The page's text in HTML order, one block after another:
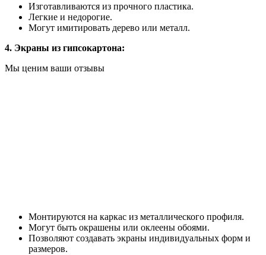
Изготавливаются из прочного пластика.
Легкие и недорогие.
Могут имитировать дерево или металл.
4. Экраны из гипсокартона:
Мы ценим ваши отзывы
Монтируются на каркас из металлического профиля.
Могут быть окрашены или оклеены обоями.
Позволяют создавать экраны индивидуальных форм и
размеров.